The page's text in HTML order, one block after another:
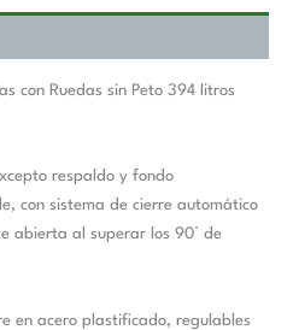
con Ruedas sin Peto 394 litros
respaldo y fondo
con sistema de cierre automático
abierta al superar los 90° de
en acero plastificado, regulables